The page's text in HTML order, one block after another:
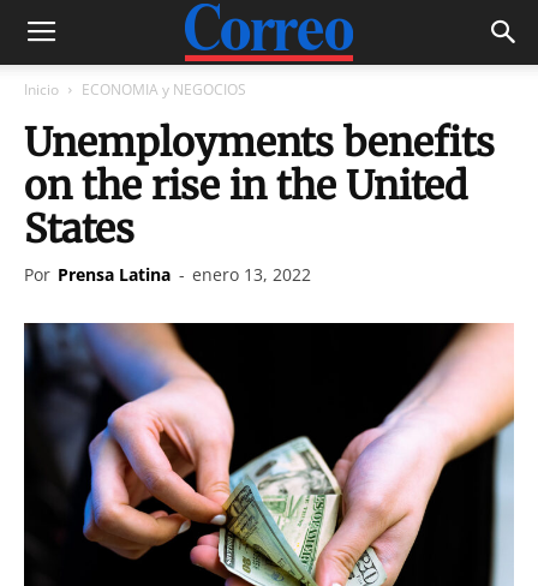
Inicio ECONOMIA y NEGOCIOS
Unemployments benefits
on the rise in the United
States
Por Prensa Latina - enero 13, 2022